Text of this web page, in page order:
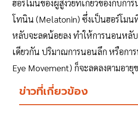
ฮอร์โมนของผู้สูงวัยที่เกี่ยวข้องกับกา
โทนิน (Melatonin) ซึ่งเป็นฮอร์โมน
หลับจะลดน้อยลง ทำให้การนอนหลั
เดียวกัน ปริมาณการนอนลึก หรือกา
Eye Movement) ก็จะลดลงตามอายุ
ข่าวที่เกี่ยวข้อง